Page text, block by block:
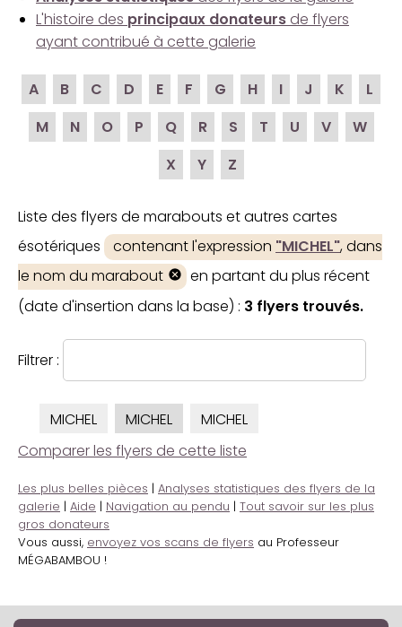
L'histoire des principaux donateurs de flyers
ayant contribué à cette galerie
A B C D E F G H I J K
L
M
N O P Q R S T U V
W
X
Y Z
Liste des flyers de marabouts et autres cartes
ésotériques
contenant l'expression "MICHEL", dans
le nom du marabout
en partant du plus récent
(date d'insertion dans la base) : 3 flyers trouvés.
Filtrer :
MICHEL MICHEL
MICHEL
Comparer les flyers de cette liste
Les plus belles pièces | Analyses statistiques des flyers de la
galerie | Aide | Navigation au pendu | Tout savoir sur les plus
gros donateurs
Vous aussi, envoyez vos scans de flyers au Professeur
MÉGABAMBOU !